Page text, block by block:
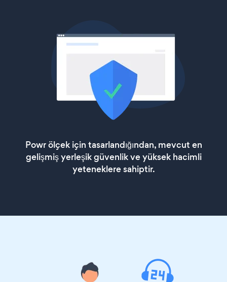
Powr ölçek için tasarlandığından, mevcut en
gelişmiş yerleşik güvenlik ve yüksek hacimli
yeteneklere sahiptir.